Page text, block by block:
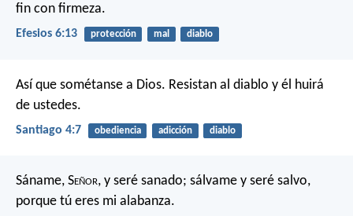
fin con firmeza.
Efesios 6:13 protección mal diablo
Así que sométanse a Dios. Resistan al diablo y él huirá
de ustedes.
Santiago 4:7 obediencia adicción diablo
Sáname, Señor, y seré sanado; sálvame y seré salvo,
porque tú eres mi alabanza.